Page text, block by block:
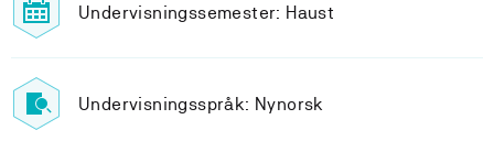
Undervisningssemester: Haust
Undervisningsspråk: Nynorsk